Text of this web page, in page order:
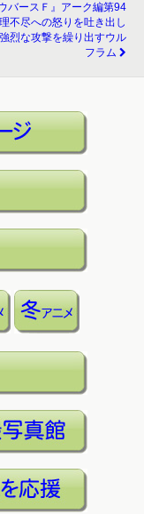
バースＦ』アーク編第94
不尽への怒りを吐き出し
烈な攻撃を繰り出すウル
フラム